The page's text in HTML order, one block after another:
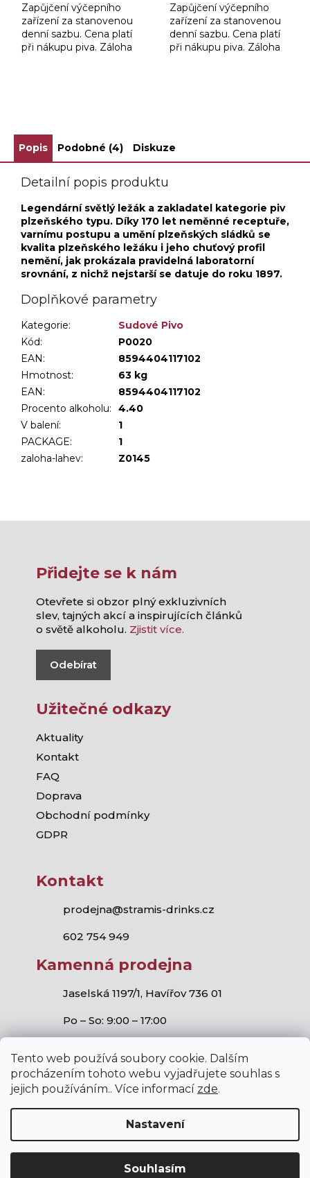
Tento web používá soubory cookie. Dalším
procházením tohoto webu vyjadřujete souhlas s
jejich používáním.. Více informací zde.
Nastavení
Souhlasím
hvězdiček.
Zapůjčení výčepního
zařízení za stanovenou
denní sazbu. Cena platí
při nákupu piva. Záloha
hvězdiček.
Zapůjčení výčepního
zařízení za stanovenou
denní sazbu. Cena platí
při nákupu piva. Záloha
Popis Podobné (4) Diskuze
Detailní popis produktu
Legendární světlý ležák a zakladatel kategorie piv
plzeňského typu. Díky 170 let neměnné receptuře,
varnímu postupu a umění plzeňských sládků se
kvalita plzeňského ležáku i jeho chuťový profil
nemění, jak prokázala pravidelná laboratorní
srovnání, z nichž nejstarší se datuje do roku 1897.
Doplňkové parametry
Kategorie:
Sudové Pivo
Kód:
P0020
EAN:
8594404117102
Hmotnost:
63 kg
EAN:
8594404117102
Procento alkoholu:
4.40
V balení:
1
PACKAGE:
1
zaloha-lahev: Z0145
Přidejte se k nám
Otevřete si obzor plný exkluzivních
slev, tajných akcí a inspirujících článků
o světě alkoholu. Zjistit více.
Odebírat
Užitečné odkazy
Aktuality
Kontakt
FAQ
Doprava
Obchodní podmínky
GDPR
Kontakt
prodejna@stramis-drinks.cz
602 754 949
Kamenná prodejna
Jaselská 1197/1, Havířov 736 01
Po – So: 9:00 – 17:00
Stramis.cz všechna práva vyhrazena.
Studio S!cka